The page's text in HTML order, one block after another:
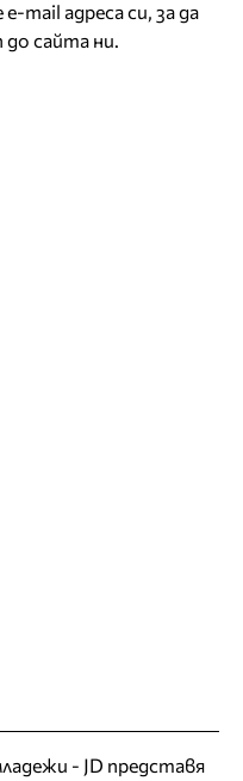
mail адреса си, за да
сайта ни.
- JD представя